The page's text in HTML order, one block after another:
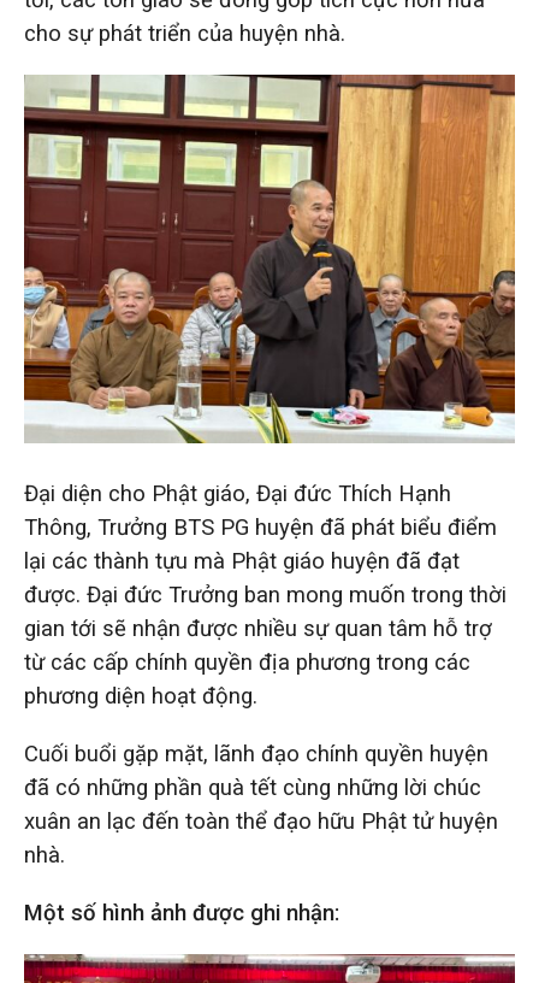
cho sự phát triển của huyện nhà.
Đại diện cho Phật giáo, Đại đức Thích Hạnh
Thông, Trưởng BTS PG huyện đã phát biểu điểm
lại các thành tựu mà Phật giáo huyện đã đạt
được. Đại đức Trưởng ban mong muốn trong thời
gian tới sẽ nhận được nhiều sự quan tâm hỗ trợ
từ các cấp chính quyền địa phương trong các
phương diện hoạt động.
Cuối buổi gặp mặt, lãnh đạo chính quyền huyện
đã có những phần quà tết cùng những lời chúc
xuân an lạc đến toàn thể đạo hữu Phật tử huyện
nhà.
Một số hình ảnh được ghi nhận: